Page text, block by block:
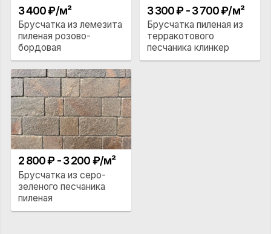
3 400 ₽/м²
Брусчатка из лемезита
пиленая розово-
бордовая
3 300 ₽ - 3 700 ₽/м²
Брусчатка пиленая из
терракотового
песчаника клинкер
2 800 ₽ - 3 200 ₽/м²
Брусчатка из серо-
зеленого песчаника
пиленая